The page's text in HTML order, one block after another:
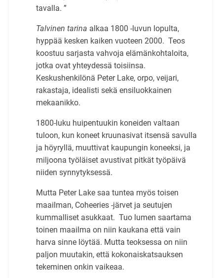
tavalla. ”
Talvinen tarina alkaa 1800 -luvun lopulta,
hyppää kesken kaiken vuoteen 2000. Teos
koostuu sarjasta vahvoja elämänkohtaloita,
jotka ovat yhteydessä toisiinsa.
Keskushenkilönä Peter Lake, orpo, veijari,
rakastaja, idealisti sekä ensiluokkainen
mekaanikko.
1800-luku huipentuukin koneiden valtaan
tuloon, kun koneet kruunasivat itsensä savulla
ja höyryllä, muuttivat kaupungin koneeksi, ja
miljoona työläiset avustivat pitkät työpäivä
niiden synnytyksessä.
Mutta Peter Lake saa tuntea myös toisen
maailman, Coheeries -järvet ja seutujen
kummalliset asukkaat. Tuo lumen saartama
toinen maailma on niin kaukana että vain
harva sinne löytää. Mutta teoksessa on niin
paljon muutakin, että kokonaiskatsauksen
tekeminen onkin vaikeaa.